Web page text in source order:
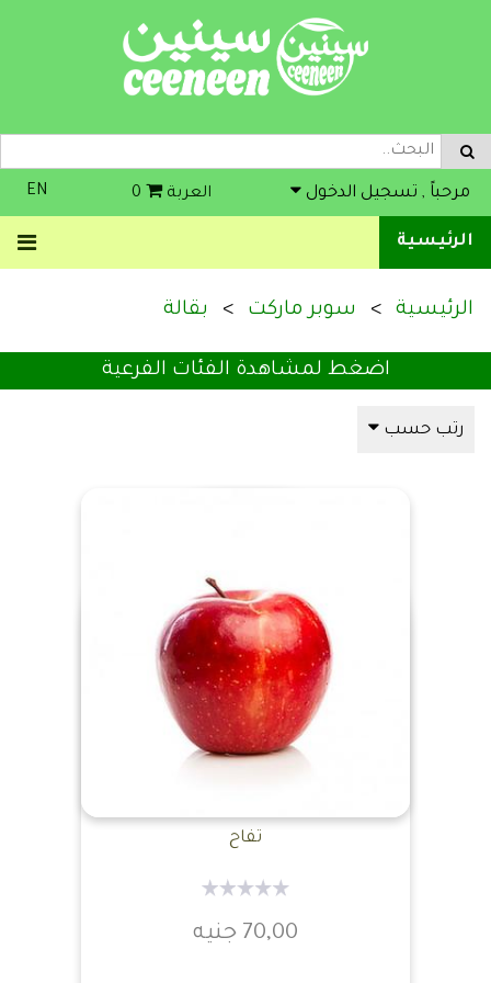
مرحباً , تسجيل الدخول العربة EN
الرئيسية
الرئيسية سوبر ماركت بقالة
اضغط لمشاهدة الفئات الفرعية
رتب حسب
تفاح
70,00 جنيه